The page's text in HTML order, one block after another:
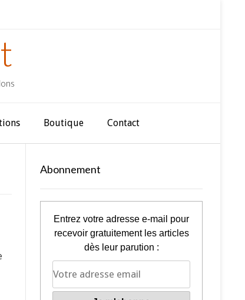
Boutique Contact
Abonnement
Entrez votre adresse e-mail pour
recevoir gratuitement les articles
dès leur parution :